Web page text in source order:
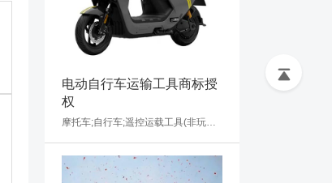
电动自行车运输工具商标授
权